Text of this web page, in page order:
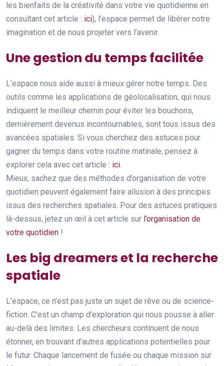
les bienfaits de la créativité dans votre vie quotidienne en
consultant cet article : ici), l’espace permet de libérer notre
imagination et de nous projeter vers l’avenir.
Une gestion du temps facilitée
L’espace nous aide aussi à mieux gérer notre temps. Des
outils comme les applications de géolocalisation, qui nous
indiquent le meilleur chemin pour éviter les bouchons,
dernièrement devenus incontournables, sont tous issus des
avancées spatiales. Si vous cherchez des astuces pour
gagner du temps dans votre routine matinale, pensez à
explorer cela avec cet article : ici.
Mieux, sachez que des méthodes d’organisation de votre
quotidien peuvent également faire allusion à des principes
issus des recherches spatiales. Pour des astuces pratiques
là-dessus, jetez un œil à cet article sur l’organisation de
votre quotidien !
Les big dreamers et la recherche
spatiale
L’espace, ce n’est pas juste un sujet de rêve ou de science-
fiction. C’est un champ d’exploration qui nous pousse à aller
au-delà des limites. Les chercheurs continuent de nous
étonner, en trouvant d’autres applications potentielles pour
le futur. Chaque lancement de fusée ou chaque mission sur